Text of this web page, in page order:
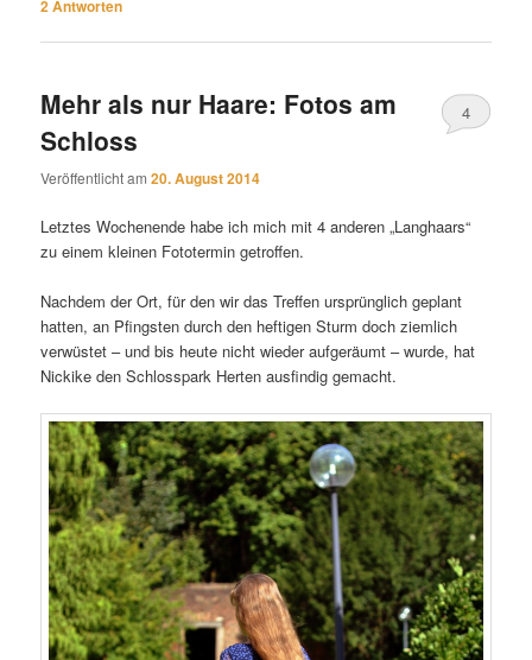
2Antworten
Mehr als nur Haare: Fotos am
Schloss
Veröffentlicht am20. August 2014
4
Letztes Wochenende habe ich mich mit 4 anderen „Langhaars“
zu einem kleinen Fototermin getroffen.
Nachdem der Ort, für den wir das Treffen ursprünglich geplant
hatten, an Pfingsten durch den heftigen Sturm doch ziemlich
verwüstet – und bis heute nicht wieder aufgeräumt – wurde, hat
Nickike den Schlosspark Herten ausfindig gemacht.